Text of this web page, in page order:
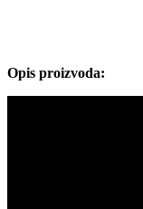
Opis proizvoda: